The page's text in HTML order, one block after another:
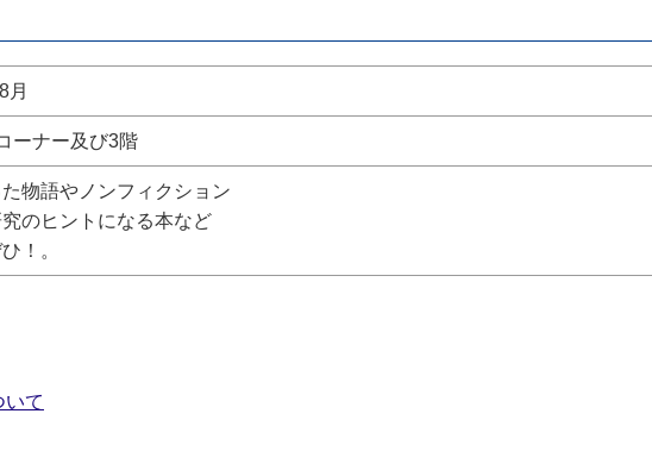
月
ーナー及び3階
物語やノンフィクション
のヒントになる本など
！。
て